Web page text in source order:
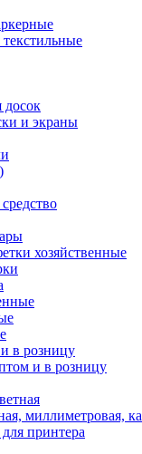
досок
и экраны
хозяйственные
в розницу
и в розницу
миллиметровая,
принтера